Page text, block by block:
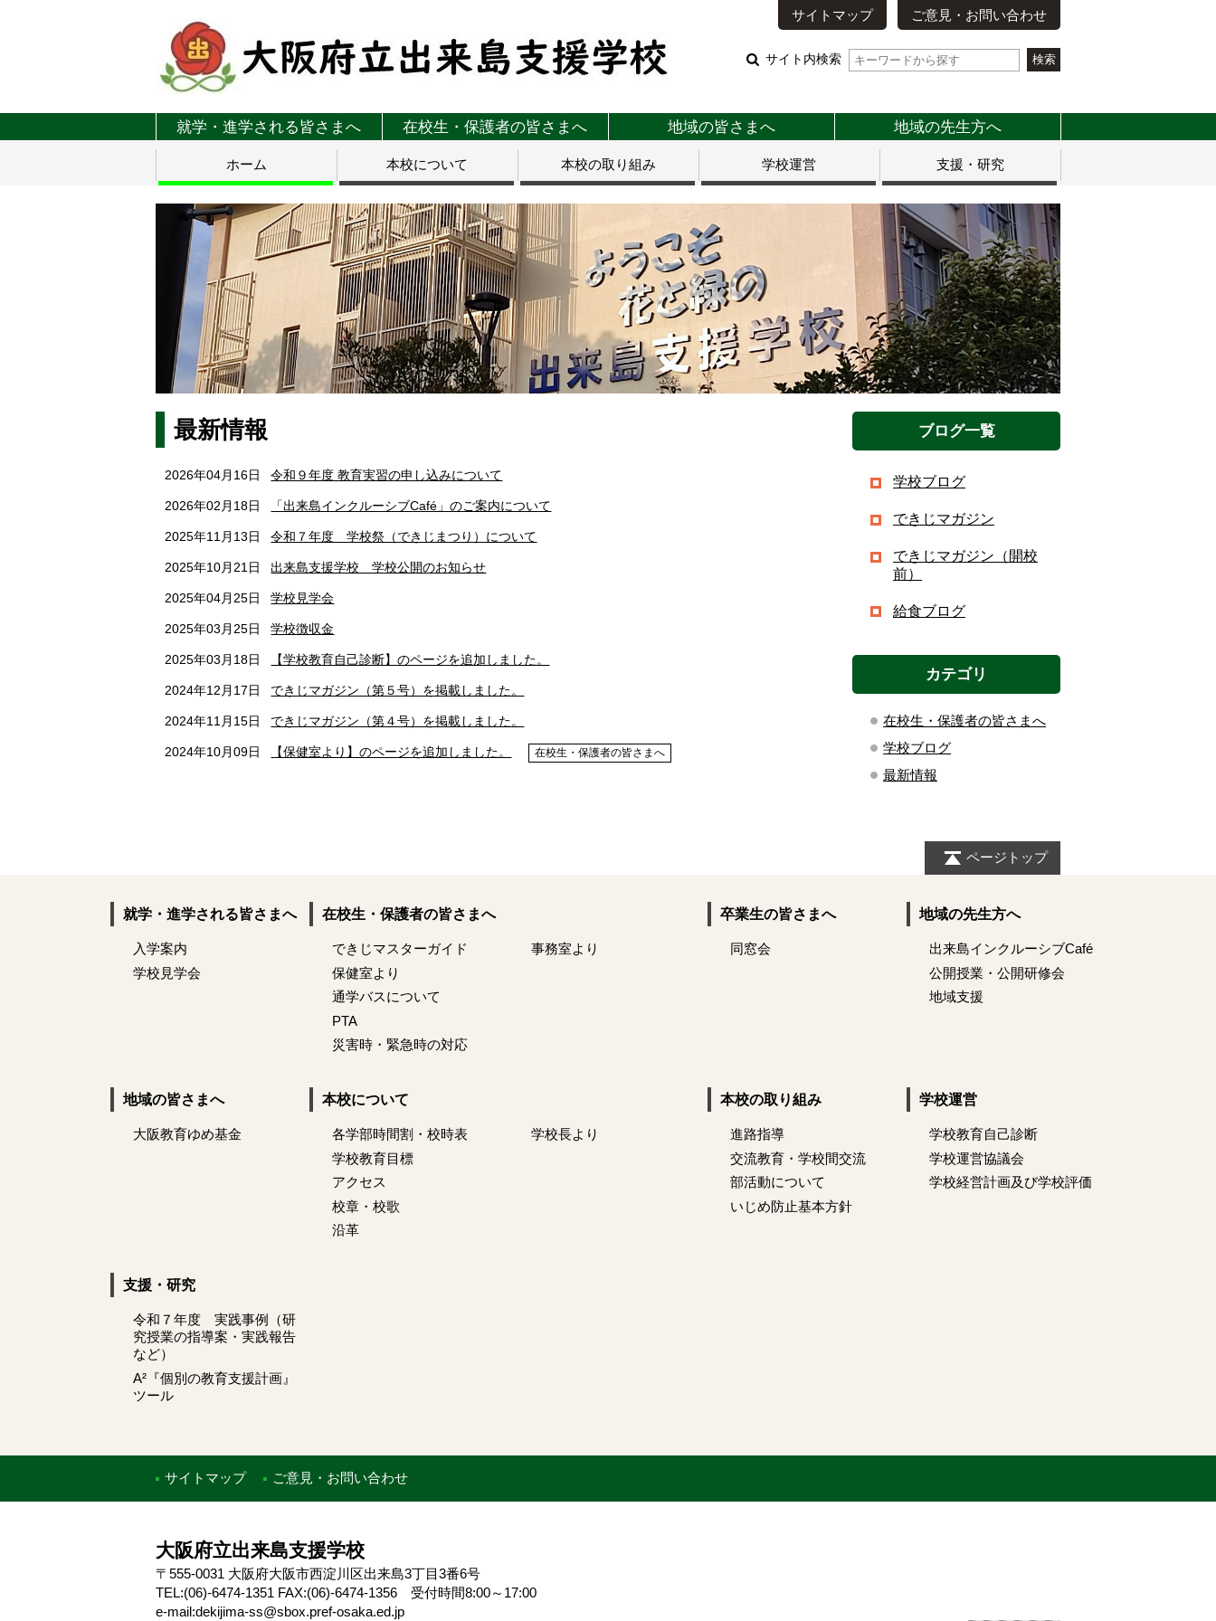
サイトマップ ご意見・お問い合わせ
サイト内検索
就学・進学される皆さまへ 在校生・保護者の皆さまへ 地域の皆さまへ 地域の先生方へ
ホーム 本校について 本校の取り組み 学校運営 支援・研究
最新情報
2026年04月16日 令和９年度 教育実習の申し込みについて
2026年02月18日 「出来島インクルーシブCafé」のご案内について
2025年11月13日 令和７年度 学校祭（できじまつり）について
2025年10月21日 出来島支援学校 学校公開のお知らせ
2025年04月25日 学校見学会
2025年03月25日 学校徴収金
2025年03月18日 【学校教育自己診断】のページを追加しました。
2024年12月17日 できじマガジン（第５号）を掲載しました。
2024年11月15日 できじマガジン（第４号）を掲載しました。
2024年10月09日 【保健室より】のページを追加しました。 在校生・保護者の皆さまへ
ブログ一覧
学校ブログ
できじマガジン
できじマガジン（開校
前）
給食ブログ
カテゴリ
在校生・保護者の皆さまへ
学校ブログ
最新情報
ページトップ
就学・進学される皆さまへ
入学案内
学校見学会
在校生・保護者の皆さまへ
できじマスターガイド
保健室より
通学バスについて
PTA
災害時・緊急時の対応
事務室より
卒業生の皆さまへ
同窓会
地域の先生方へ
出来島インクルーシブCafé
公開授業・公開研修会
地域支援
地域の皆さまへ
大阪教育ゆめ基金
本校について
各学部時間割・校時表
学校教育目標
アクセス
校章・校歌
沿革
学校長より
本校の取り組み
進路指導
交流教育・学校間交流
部活動について
いじめ防止基本方針
学校運営
学校教育自己診断
学校運営協議会
学校経営計画及び学校評価
支援・研究
令和７年度 実践事例（研
究授業の指導案・実践報告
など）
A²『個別の教育支援計画』
ツール
サイトマップ ご意見・お問い合わせ
大阪府立出来島支援学校
〒555-0031 大阪府大阪市西淀川区出来島3丁目3番6号
TEL:(06)-6474-1351 FAX:(06)-6474-1356 受付時間8:00～17:00
e-mail:dekijima-ss@sbox.pref-osaka.ed.jp